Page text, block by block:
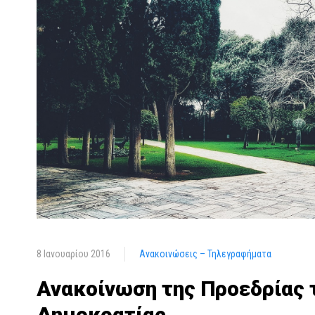
8 Ιανουαρίου 2016 Ανακοινώσεις – Τηλεγραφήματα
Ανακοίνωση της Προεδρίας